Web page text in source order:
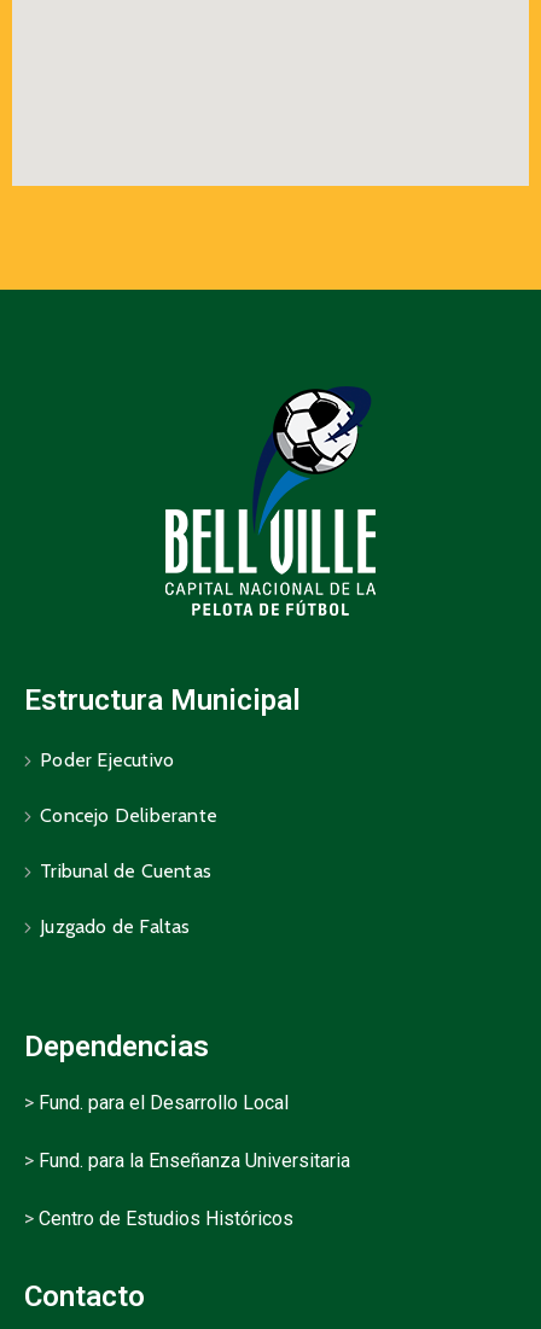
Estructura Municipal
Poder Ejecutivo
Concejo Deliberante
Tribunal de Cuentas
Juzgado de Faltas
Dependencias
> Fund. para el Desarrollo Local
> Fund. para la Enseñanza Universitaria
> Centro de Estudios Históricos
Contacto